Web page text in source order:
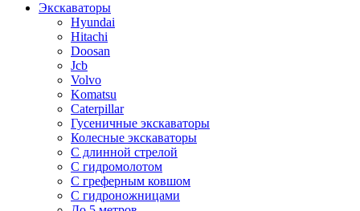
Экскаваторы
Hyundai
Hitachi
Doosan
Jcb
Volvo
Komatsu
Caterpillar
Гусеничные экскаваторы
Колесные экскаваторы
С длинной стрелой
С гидромолотом
С греферным ковшом
С гидроножницами